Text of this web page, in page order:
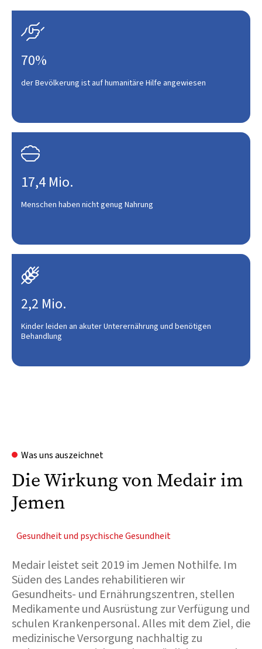

70%
der Bevölkerung ist auf humanitäre Hilfe angewiesen

17,4 Mio.
Menschen haben nicht genug Nahrung

2,2 Mio.
Kinder leiden an akuter Unterernährung und benötigen
Behandlung
Was uns auszeichnet
Die Wirkung von Medair im
Jemen
Gesundheit und psychische Gesundheit
Medair leistet seit 2019 im Jemen Nothilfe. Im
Süden des Landes rehabilitieren wir
Gesundheits- und Ernährungszentren, stellen
Medikamente und Ausrüstung zur Verfügung und
schulen Krankenpersonal. Alles mit dem Ziel, die
medizinische Versorgung nachhaltig zu